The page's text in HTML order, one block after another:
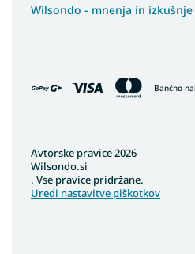
Wilsondo - mnenja in
Bančno
Avtorske pravice 2026
Wilsondo.si
. Vse pravice pridržane.
Uredi nastavitve piškotkov